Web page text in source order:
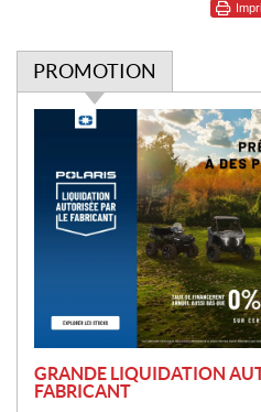
PROMOTION
GRANDE LIQUIDATION
FABRICANT